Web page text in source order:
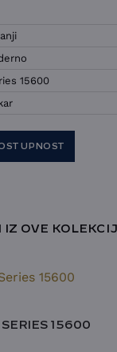
15600
IZ OVE
15600